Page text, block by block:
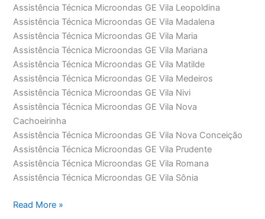
Assistência Técnica Microondas GE Vila Leopoldina
Assistência Técnica Microondas GE Vila Madalena
Assistência Técnica Microondas GE Vila Maria
Assistência Técnica Microondas GE Vila Mariana
Assistência Técnica Microondas GE Vila Matilde
Assistência Técnica Microondas GE Vila Medeiros
Assistência Técnica Microondas GE Vila Nivi
Assistência Técnica Microondas GE Vila Nova
Cachoeirinha
Assistência Técnica Microondas GE Vila Nova Conceição
Assistência Técnica Microondas GE Vila Prudente
Assistência Técnica Microondas GE Vila Romana
Assistência Técnica Microondas GE Vila Sônia
Assistência
Read More »